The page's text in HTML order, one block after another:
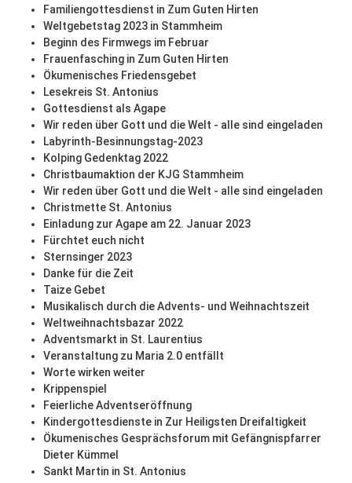
Familiengottesdienst in Zum Guten Hirten
Weltgebetstag 2023 in Stammheim
Beginn des Firmwegs im Februar
Frauenfasching in Zum Guten Hirten
Ökumenisches Friedensgebet
Lesekreis St. Antonius
Gottesdienst als Agape
Wir reden über Gott und die Welt - alle sind eingeladen
Labyrinth-Besinnungstag-2023
Kolping Gedenktag 2022
Christbaumaktion der KJG Stammheim
Wir reden über Gott und die Welt - alle sind eingeladen
Christmette St. Antonius
Einladung zur Agape am 22. Januar 2023
Fürchtet euch nicht
Sternsinger 2023
Danke für die Zeit
Taize Gebet
Musikalisch durch die Advents- und Weihnachtszeit
Weltweihnachtsbazar 2022
Adventsmarkt in St. Laurentius
Veranstaltung zu Maria 2.0 entfällt
Worte wirken weiter
Krippenspiel
Feierliche Adventseröffnung
Kindergottesdienste in Zur Heiligsten Dreifaltigkeit
Ökumenisches Gesprächsforum mit Gefängnispfarrer
Dieter Kümmel
Sankt Martin in St. Antonius